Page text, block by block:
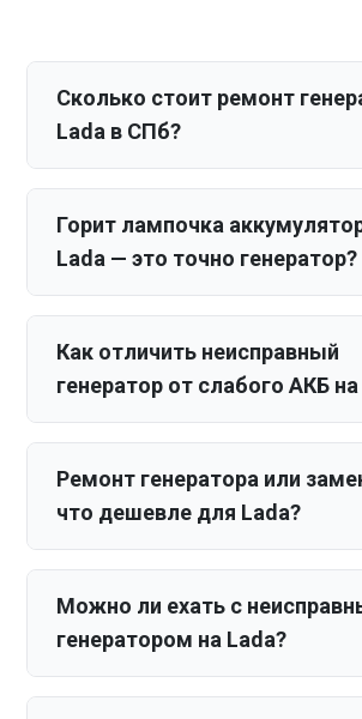
Сколько стоит ремонт
Lada в СПб?
Горит лампочка
Lada — это точно генератор?
Как отличить неисправный
генератор от слабого АКБ
Ремонт генератора или
что дешевле для Lada?
Можно ли ехать с
генератором на Lada?